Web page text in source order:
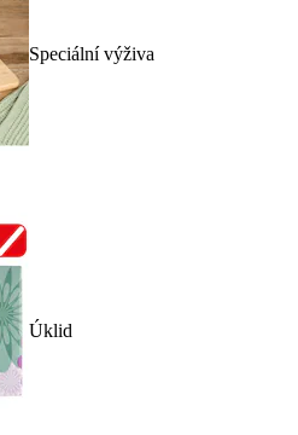
Speciální výživa
Úklid